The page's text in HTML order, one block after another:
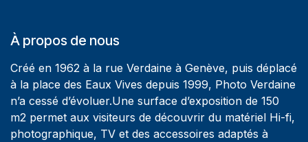
À propos de nous
Créé en 1962 à la rue Verdaine à Genève, puis déplacé
à la place des Eaux Vives depuis 1999, Photo Verdaine
n’a cessé d’évoluer.Une surface d’exposition de 150
m2 permet aux visiteurs de découvrir du matériel Hi-fi,
photographique, TV et des accessoires adaptés à